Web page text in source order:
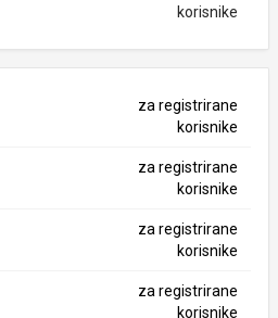
korisnike
za registrirane
korisnike
za registrirane
korisnike
za registrirane
korisnike
za registrirane
korisnike